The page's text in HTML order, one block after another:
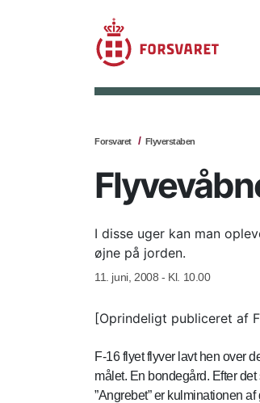
Forsvaret Flyverstaben
I disse uger kan man
øjne på jorden.
11. juni, 2008 - Kl. 10.00
[Oprindeligt publiceret af
F-16 flyet flyver lavt hen over
målet. En bondegård. Efter
”Angrebet” er kulminationen